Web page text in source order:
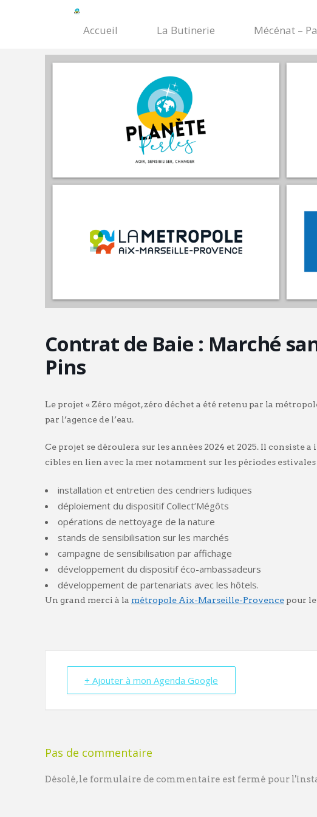
Accueil La Butinerie Mécénat –
Contrat de Baie : Marché
Pins
Le projet « Zéro mégot, zéro déchet a été retenu par la
par l’agence de l’eau.
Ce projet se déroulera sur les années 2024 et 2025. Il consiste
cibles en lien avec la mer notamment sur les périodes estivales
installation et entretien des cendriers ludiques
déploiement du dispositif Collect’Mégôts
opérations de nettoyage de la nature
stands de sensibilisation sur les marchés
campagne de sensibilisation par affichage
développement du dispositif éco-ambassadeurs
développement de partenariats avec les hôtels.
Un grand merci à la métropole Aix-Marseille-Provence pour
+ Ajouter à mon Agenda Google
Pas de commentaire
Désolé, le formulaire de commentaire est fermé pour